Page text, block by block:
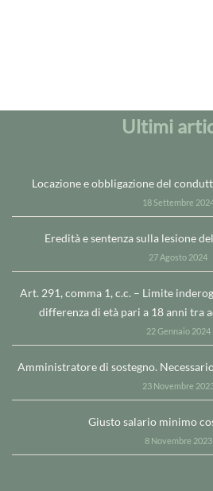
Ultimi
Locazione e obbligazione del
18 Settembre
Eredità e sentenza sulla lesione
27 Agosto 2024
Art. 291, comma 1, c.c. – Limite
differenza di età pari a 18 anni tra
22 Gennaio 2024
Amministratore di sostegno.
23 Novembre
Giusto salario minimo
8 Novembre 2023